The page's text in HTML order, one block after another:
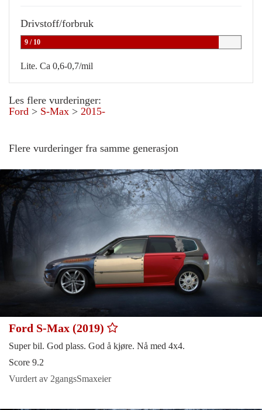
Drivstoff/forbruk
9 / 10
Lite. Ca 0,6-0,7/mil
Les flere vurderinger:
Ford > S-Max > 2015-
Flere vurderinger fra samme generasjon
Ford S-Max (2019)
Super bil. God plass. God å kjøre. Nå med 4x4.
Score 9.2
Vurdert av 2gangsSmaxeier